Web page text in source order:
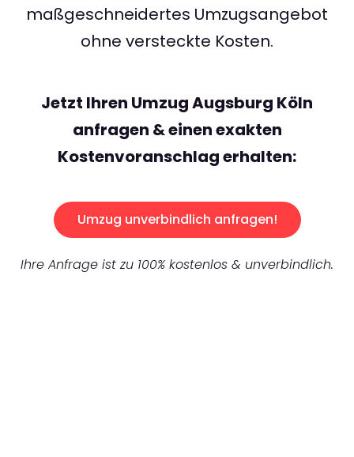
maßgeschneidertes Umzugsangebot
ohne versteckte Kosten.
Jetzt Ihren Umzug Augsburg Köln
anfragen & einen exakten
Kostenvoranschlag erhalten:
Umzug unverbindlich anfragen!
Ihre Anfrage ist zu 100% kostenlos & unverbindlich.